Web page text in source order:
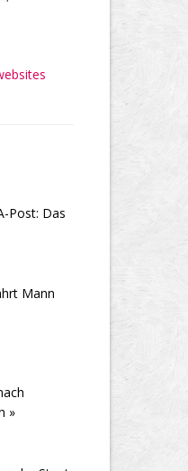
Post: Das
Mann
»